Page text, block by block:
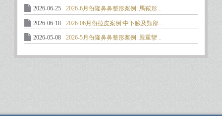
2026-06-25 2026-6月份隆鼻鼻整形案例: 馬鞍形 ..
2026-06-18 2026-06月份拉皮案例:中下臉及頸部 ..
2026-05-08 2026-5月份隆鼻鼻整形案例: 嚴重攣 ..